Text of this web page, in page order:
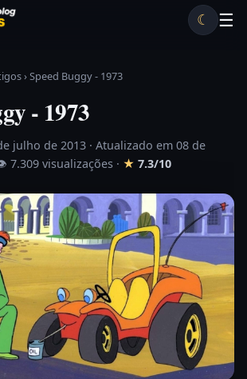
☰
☾
›Speed Buggy - 1973
- 1973
julho de 2013 · Atualizado em 08 de
7.309 visualizações · ★ 7.3/10